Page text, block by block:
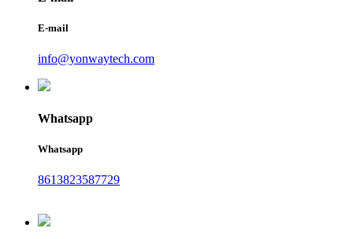
E-mail
info@yonwaytech.com
Whatsapp
Whatsapp
8613823587729